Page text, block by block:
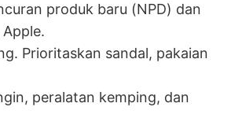
produk baru (NPD) dan
Prioritaskan sandal, pakaian
peralatan kemping, dan